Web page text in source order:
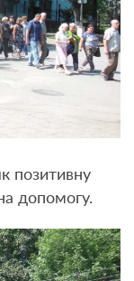
позитивну
допомогу.